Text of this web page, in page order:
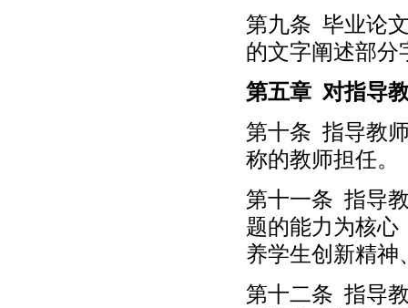
第九条 毕业论
的文字阐述部分
第五章 对指导
第十条 指导教
称的教师担任。
第十一条 指导
题的能力为核心
养学生创新精神
第十二条 指导